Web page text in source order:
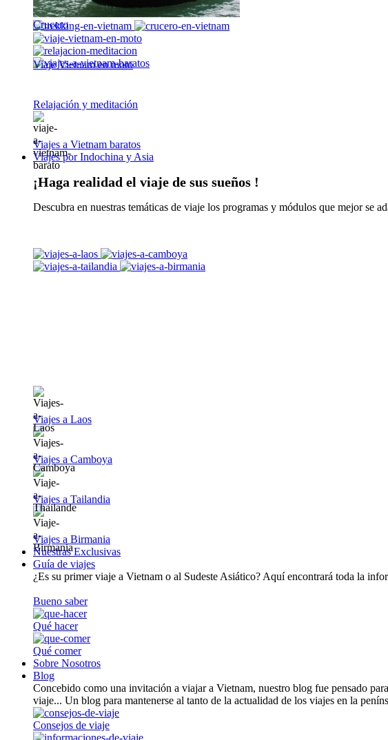
Crucero
Viaje Vietnam en moto
Relajación y meditación
Viajes a Vietnam baratos
Viajes por Indochina y Asia
¡Haga realidad el viaje de sus sueños !
Descubra en nuestras temáticas de viaje los programas y módulos que mejor se
Viajes a Laos
Viajes a Camboya
Viajes a Tailandia
Viajes a Birmania
Nuestras Exclusivas
Guía de viajes
¿Es su primer viaje a Vietnam o al Sudeste Asiático? Aquí encontrará toda la
Bueno saber
Qué hacer
Qué comer
Sobre Nosotros
Blog
Concebido como una invitación a viajar a Vietnam, nuestro blog fue pensado
viaje... Un blog para mantenerse al tanto de la actualidad de los viajes en la
Consejos de viaje